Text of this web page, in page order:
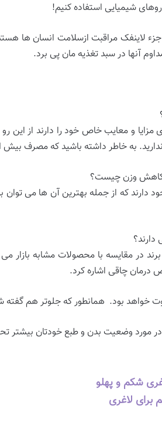
شیمیایی استفاده کنیم!
جزء لاینفک مراقبت ازسلامت انسان ها
آنها در سبد تغذیه مان پی برد.
مزایا و معایب خاص خود را دارند از
به خاطر داشته باشید که مصرف بیش
کاهش وزن چیست؟
که از جمله بهترین آن ها می توان
در مقایسه با محصولات مشابه بازار
چاقی اشاره کرد.
خواهد بود. همانطور که جلوتر هم
مورد وضعیت بدن و طبع خودتان بیشتر
شکم و پهلو
لاغری